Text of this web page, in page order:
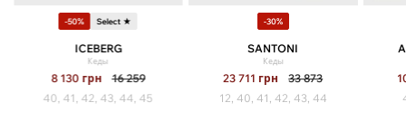
-50% Select ★
ICEBERG
Кеды
8 130 грн
16 259
40, 41, 42, 43, 44, 45
-30%
SANTONI
Кеды
23 711 грн
33 873
12, 40, 41, 42, 43, 44